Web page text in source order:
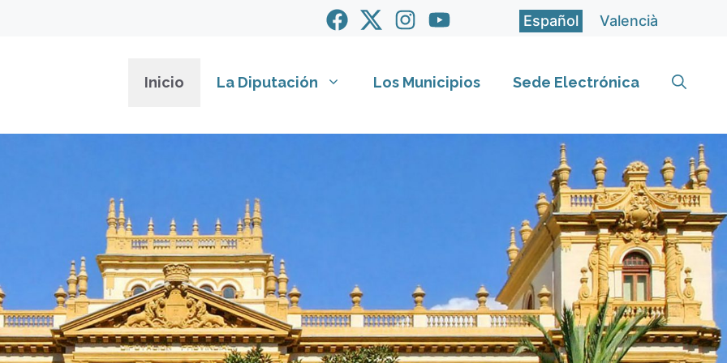
Español Valencià
Inicio La Diputación Los Municipios Sede Electrónica